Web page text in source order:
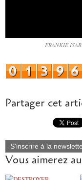
FRANKIE
Partager cet
S'inscrire à la
Vous aimerez